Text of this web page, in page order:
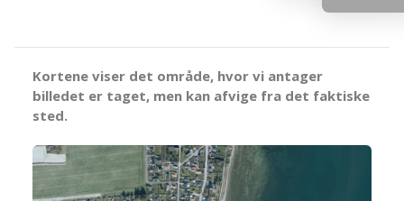
Kortene viser det område, hvor vi antager
billedet er taget, men kan afvige fra det faktiske
sted.